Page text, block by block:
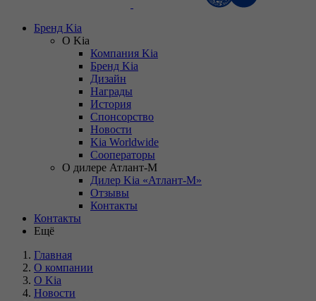
Бренд Kia
О Kia
Компания Kia
Бренд Kia
Дизайн
Награды
История
Спонсорство
Новости
Kia Worldwide
Сооператоры
О дилере Атлант-М
Дилер Kia «Атлант-М»
Отзывы
Контакты
Контакты
Ещё
Главная
О компании
О Kia
Новости